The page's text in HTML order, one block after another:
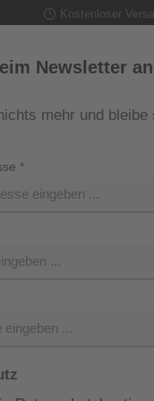
Kostenloser
Newsletter
mehr und bleibe
*